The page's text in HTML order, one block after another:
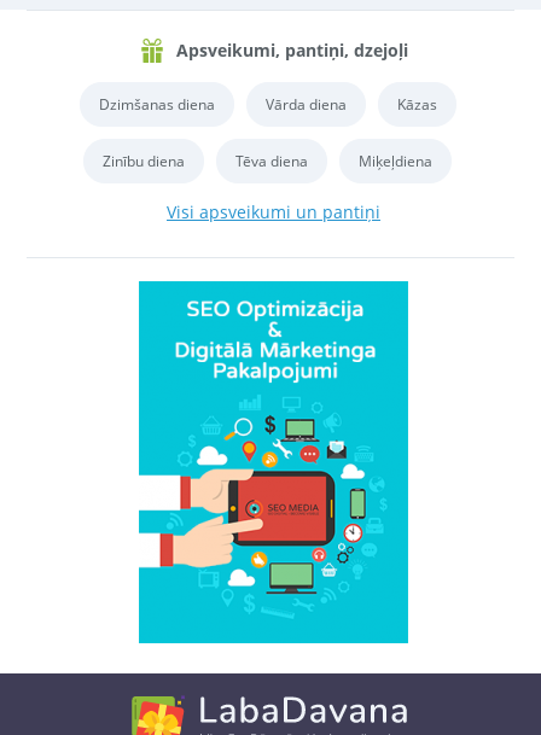
Apsveikumi, pantiņi, dzejoļi
Dzimšanas diena Vārda diena Kāzas
Zinību diena Tēva diena Miķeļdiena
Visi apsveikumi un pantiņi